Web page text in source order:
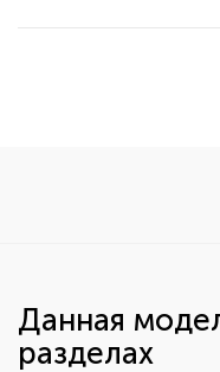
Данная
разделах